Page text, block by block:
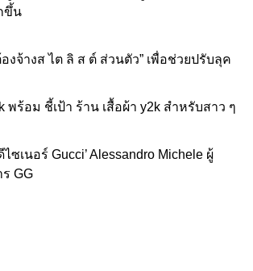
ขึ้น
งจ้างส ไต ลิ ส ต์ ส่วนตัว” เพื่อช่วยปรับลุค
พร้อม ชี้เป้า ร้าน เสื้อผ้า y2k สำหรับสาว ๆ
ซเนอร์ Gucci’ Alessandro Michele ผู้
GG